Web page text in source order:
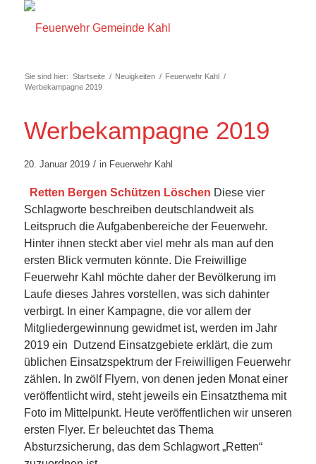
Sie sind hier: Startseite / Neuigkeiten / Feuerwehr Kahl /
Werbekampagne 2019
Werbekampagne 2019
20. Januar 2019 / in Feuerwehr Kahl
Retten Bergen Schützen Löschen Diese vier
Schlagworte beschreiben deutschlandweit als
Leitspruch die Aufgabenbereiche der Feuerwehr.
Hinter ihnen steckt aber viel mehr als man auf den
ersten Blick vermuten könnte. Die Freiwillige
Feuerwehr Kahl möchte daher der Bevölkerung im
Laufe dieses Jahres vorstellen, was sich dahinter
verbirgt. In einer Kampagne, die vor allem der
Mitgliedergewinnung gewidmet ist, werden im Jahr
2019 ein Dutzend Einsatzgebiete erklärt, die zum
üblichen Einsatzspektrum der Freiwilligen Feuerwehr
zählen. In zwölf Flyern, von denen jeden Monat einer
veröffentlicht wird, steht jeweils ein Einsatzthema mit
Foto im Mittelpunkt. Heute veröffentlichen wir unseren
ersten Flyer. Er beleuchtet das Thema
Absturzsicherung, das dem Schlagwort „Retten“